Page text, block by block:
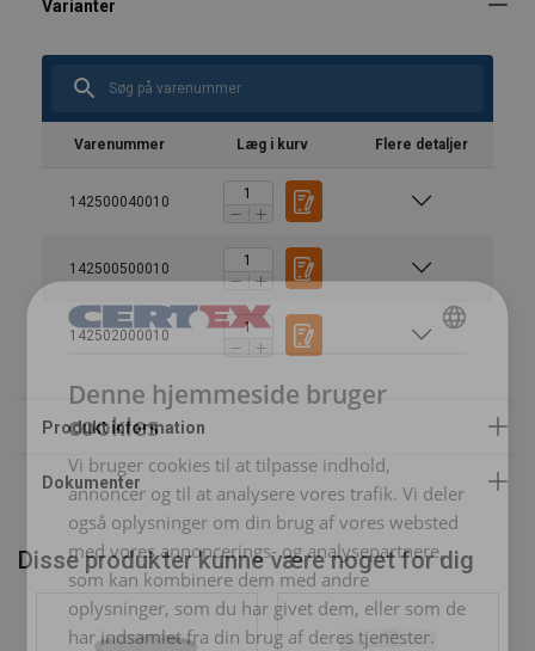
Varenummer Læg i kurv Flere detaljer
142500040010
142500500010
142502000010
Arbejdstemperatur:
Disse produkter kunne være noget for dig
ENGLISH TRANSLATION
Denne hjemmeside bruger
cookies
Vi bruger cookies til at tilpasse indhold,
annoncer og til at analysere vores trafik. Vi deler
også oplysninger om din brug af vores websted
med vores annoncerings- og analysepartnere,
som kan kombinere dem med andre
oplysninger, som du har givet dem, eller som de
har indsamlet fra din brug af deres tjenester.